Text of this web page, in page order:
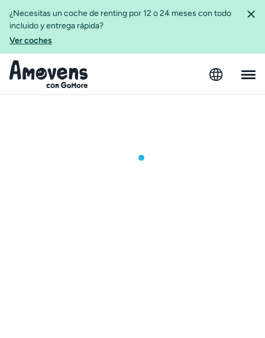
¿Necesitas un coche de renting por 12 o 24 meses con todo
incluido y entrega rápida?
Ver coches